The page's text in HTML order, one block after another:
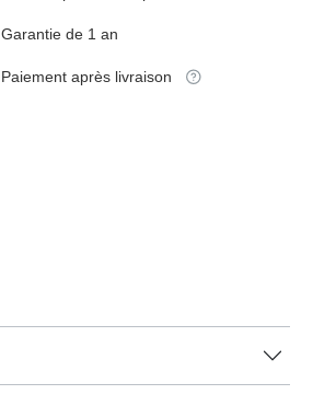
Garantie de 1 an
Paiement après livraison